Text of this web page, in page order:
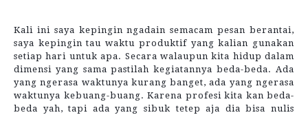
Kali ini saya kepingin ngadain semacam pesan berantai,
saya kepingin tau waktu produktif yang kalian gunakan
setiap hari untuk apa. Secara walaupun kita hidup dalam
dimensi yang sama pastilah kegiatannya beda-beda. Ada
yang ngerasa waktunya kurang banget, ada yang ngerasa
waktunya kebuang-buang. Karena profesi kita kan beda-
beda yah, tapi ada yang sibuk tetep aja dia bisa nulis